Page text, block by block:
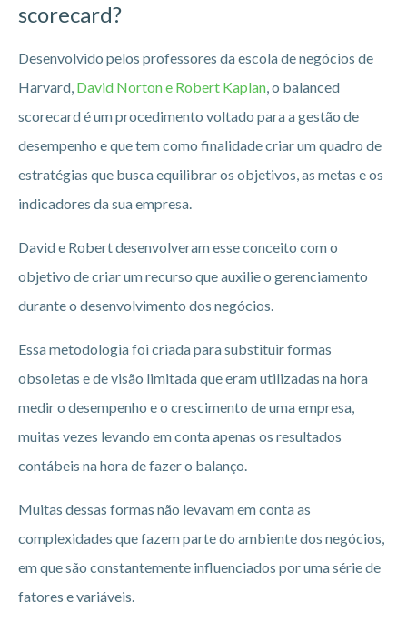
scorecard?
Desenvolvido pelos professores da escola de negócios de
Harvard, David Norton e Robert Kaplan, o balanced
scorecard é um procedimento voltado para a gestão de
desempenho e que tem como finalidade criar um quadro de
estratégias que busca equilibrar os objetivos, as metas e os
indicadores da sua empresa.
David e Robert desenvolveram esse conceito com o
objetivo de criar um recurso que auxilie o gerenciamento
durante o desenvolvimento dos negócios.
Essa metodologia foi criada para substituir formas
obsoletas e de visão limitada que eram utilizadas na hora
medir o desempenho e o crescimento de uma empresa,
muitas vezes levando em conta apenas os resultados
contábeis na hora de fazer o balanço.
Muitas dessas formas não levavam em conta as
complexidades que fazem parte do ambiente dos negócios,
em que são constantemente influenciados por uma série de
fatores e variáveis.